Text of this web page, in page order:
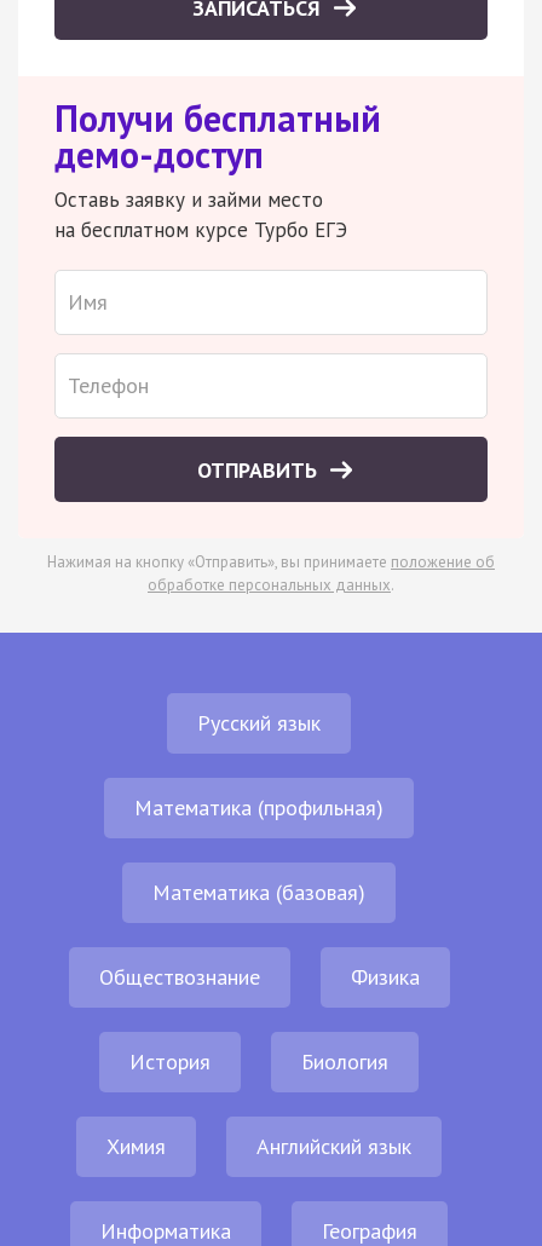
ЗАПИСАТЬСЯ
Получи бесплатный
демо-доступ
Оставь заявку и займи место
на бесплатном курсе Турбо ЕГЭ
ОТПРАВИТЬ
Нажимая на кнопку «Отправить», вы принимаете положение об
обработке персональных данных.
Русский язык
Математика (профильная)
Математика (базовая)
Обществознание Физика
История Биология
Химия Английский язык
Информатика География